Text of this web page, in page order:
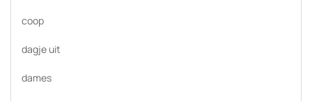
coop
dagje uit
dames